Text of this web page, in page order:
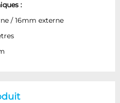
:
/ 16mm externe